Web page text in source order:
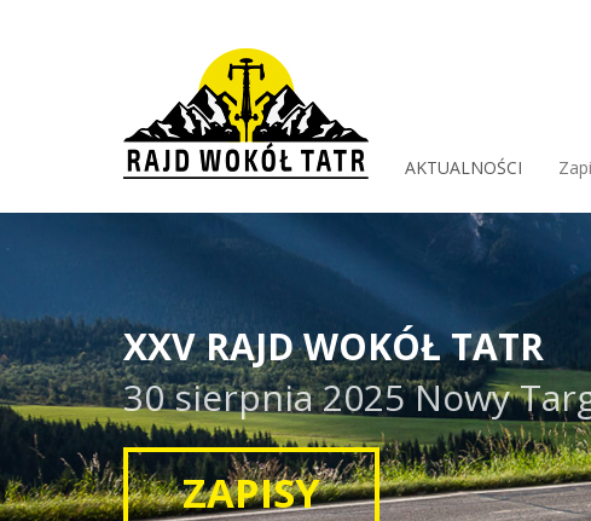
AKTUALNOŚCI
XXV RAJD WOKÓŁ TATR
30 sierpnia 2025 Nowy
ZAPISY